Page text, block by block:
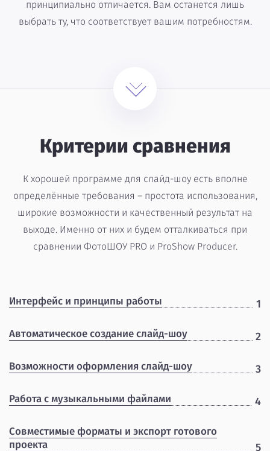
принципиально отличается. Вам останется лишь
выбрать ту, что соответствует вашим потребностям.
Критерии сравнения
К хорошей программе для слайд-шоу есть вполне
определённые требования – простота использования,
широкие возможности и качественный результат на
выходе. Именно от них и будем отталкиваться при
сравнении ФотоШОУ PRO и ProShow Producer.
Интерфейс и принципы работы 1
Автоматическое создание слайд-шоу 2
Возможности оформления слайд-шоу 3
Работа с музыкальными файлами 4
Совместимые форматы и экспорт готового
проекта
5